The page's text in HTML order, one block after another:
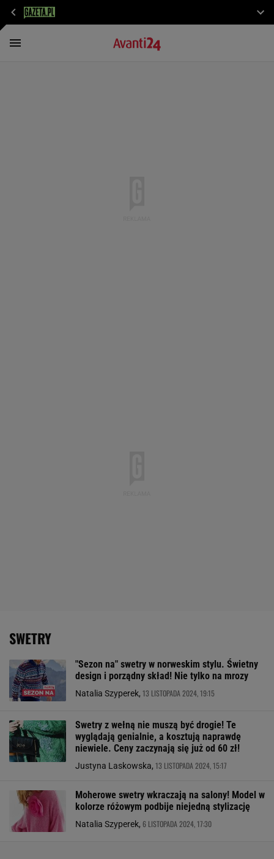
SWETRY
"Sezon na" swetry w norweskim stylu. Świetny
design i porządny skład! Nie tylko na mrozy
Natalia Szyperek, 13 LISTOPADA 2024, 19:15
Swetry z wełną nie muszą być drogie! Te
wyglądają genialnie, a kosztują naprawdę
niewiele. Ceny zaczynają się już od 60 zł!
Justyna Laskowska, 13 LISTOPADA 2024, 15:17
Moherowe swetry wkraczają na salony! Model w
kolorze różowym podbije niejedną stylizację
Natalia Szyperek, 6 LISTOPADA 2024, 17:30